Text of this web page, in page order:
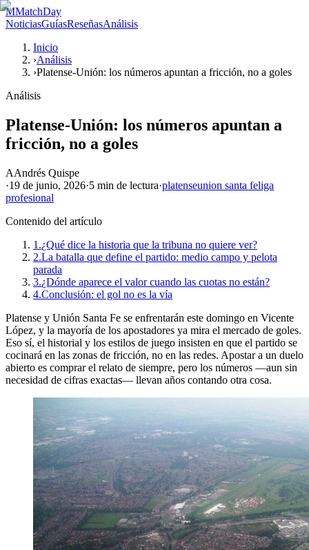
MMatchDay
NoticiasGuíasReseñasAnálisis
Inicio
›Análisis
›Platense-Unión: los números apuntan a fricción, no a goles
Análisis
Platense-Unión: los números apuntan a
fricción, no a goles
AAndrés Quispe
·19 de junio, 2026·5 min de lectura·platenseunion santa feliga
profesional
Contenido del artículo
1.¿Qué dice la historia que la tribuna no quiere ver?
2.La batalla que define el partido: medio campo y pelota
parada
3.¿Dónde aparece el valor cuando las cuotas no están?
4.Conclusión: el gol no es la vía
Platense y Unión Santa Fe se enfrentarán este domingo en Vicente
López, y la mayoría de los apostadores ya mira el mercado de goles.
Eso sí, el historial y los estilos de juego insisten en que el partido se
cocinará en las zonas de fricción, no en las redes. Apostar a un duelo
abierto es comprar el relato de siempre, pero los números —aun sin
necesidad de cifras exactas— llevan años contando otra cosa.